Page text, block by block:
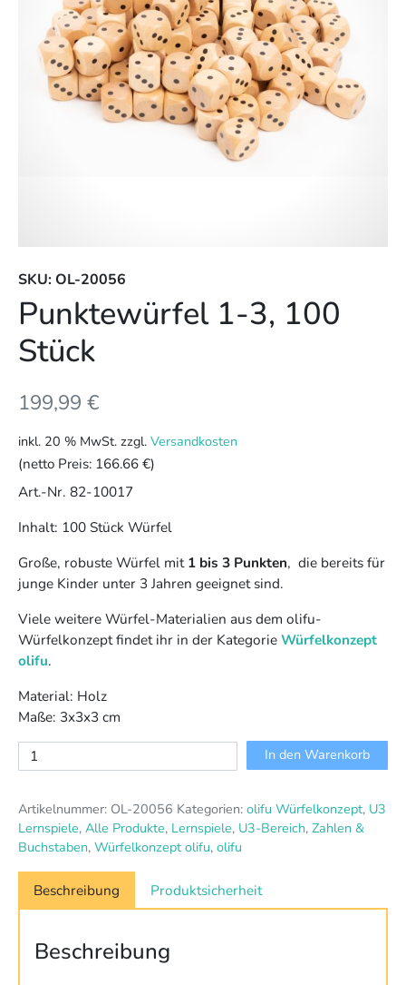
SKU: OL-20056
Punktewürfel 1-3, 100
Stück
199,99 €
inkl. 20 % MwSt. zzgl. Versandkosten
(netto Preis: 166.66 €)
Art.-Nr. 82-10017
Inhalt: 100 Stück Würfel
Große, robuste Würfel mit1 bis 3 Punkten, die bereits für
junge Kinder unter 3 Jahren geeignet sind.
Viele weitere Würfel-Materialien aus dem olifu-
Würfelkonzept findet ihr in der KategorieWürfelkonzept
olifu.
Material: Holz
Maße: 3x3x3 cm
Punktewürfel
1-
100
Stück
In den Warenkorb
Artikelnummer: OL-20056 Kategorien: olifu Würfelkonzept, U3
Lernspiele, Alle Produkte, Lernspiele, U3-Bereich, Zahlen &
Buchstaben, Würfelkonzept olifu, olifu
Beschreibung Produktsicherheit
Beschreibung